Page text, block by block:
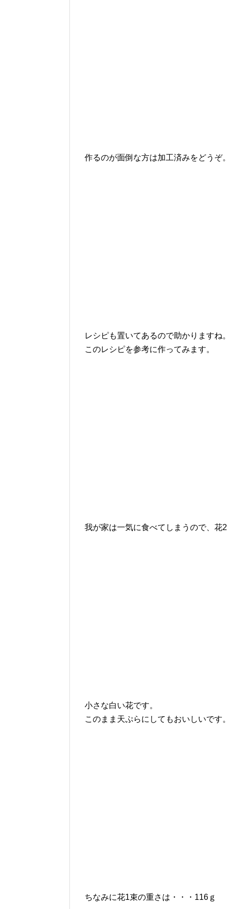
作るのが面倒な方は加工済みをどうぞ
レシピも置いてあるので助かりますね
このレシピを参考に作ってみます。
我が家は一気に食べてしまうので、花
小さな白い花です。
このまま天ぷらにしてもおいしいです
ちなみに花1束の重さは・・・116ｇ